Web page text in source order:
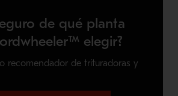
de qué planta
elegir?
recomendador de trituradoras y